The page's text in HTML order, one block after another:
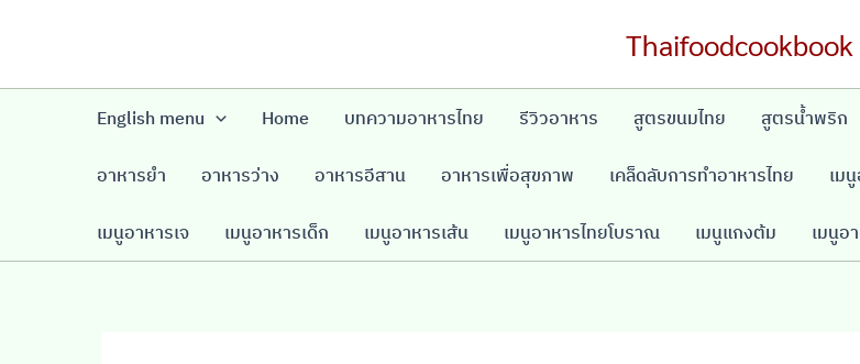
Thaifoodcookbook
English menu Home บทความอาหารไทย รีวิวอาหาร สูตรขนมไทย สูตรน้ำพริก
อาหารยำ อาหารว่าง อาหารอีสาน อาหารเพื่อสุขภาพ เคล็ดลับการทำอาหารไทย เม
เมนูอาหารเจ เมนูอาหารเด็ก เมนูอาหารเส้น เมนูอาหารไทยโบราณ เมนูแกงต้ม เมนูอ